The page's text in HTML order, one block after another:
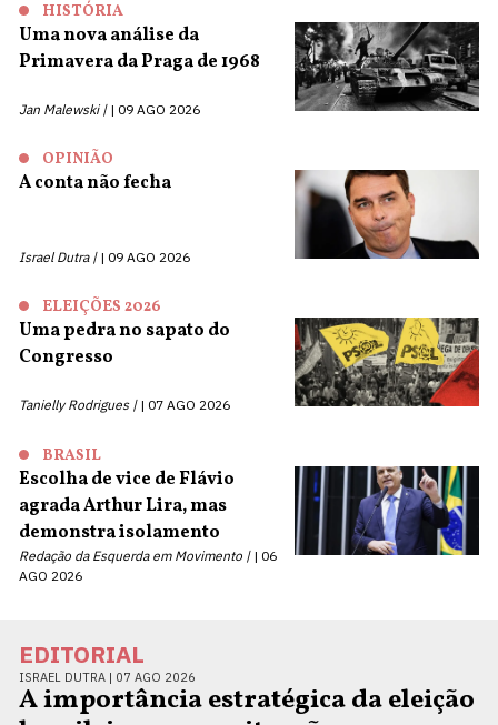
HISTÓRIA
Uma nova análise da
Primavera da Praga de 1968
Jan Malewski | 09 AGO 2026
OPINIÃO
A conta não fecha
Israel Dutra | 09 AGO 2026
ELEIÇÕES 2026
Uma pedra no sapato do
Congresso
Tanielly Rodrigues | 07 AGO 2026
BRASIL
Escolha de vice de Flávio
agrada Arthur Lira, mas
demonstra isolamento
Redação da Esquerda em Movimento |
06
AGO 2026
EDITORIAL
ISRAEL DUTRA | 07 AGO 2026
A importância estratégica da eleição